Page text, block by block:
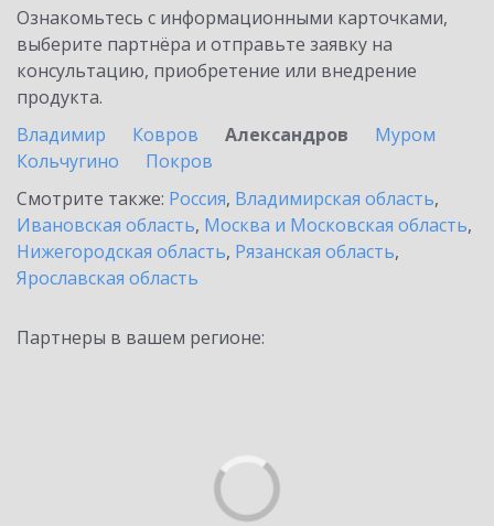
Ознакомьтесь с информационными карточками,
выберите партнёра и отправьте заявку на
консультацию, приобретение или внедрение
продукта.
Владимир
Ковров Александров
Муром
Кольчугино
Покров
Смотрите также: Россия, Владимирская область,
Ивановская область, Москва и Московская область,
Нижегородская область, Рязанская область,
Ярославская область
Партнеры в вашем регионе: